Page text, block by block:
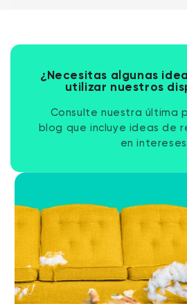
¿Necesitas algunas
utilizar nuestros
Consulte nuestra última
blog que incluye ideas de
en